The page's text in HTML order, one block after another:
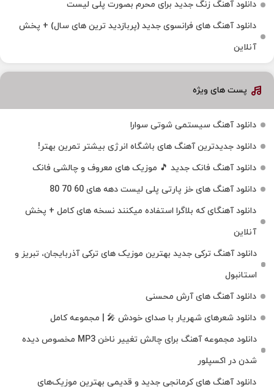
دانلود آهنگ زنگ جدید برای محرم بصورت پلی لیست
دانلود آهنگ های فرانسوی جدید (پربازدید ترین های سال) + پخش
آنلاین
پست های ویژه
دانلود آهنگ سیستمی شوتی سوارا
دانلود جدیدترین آهنگ‌ های باشگاه انرژی بیشتر تمرین بهتر!
دانلود آهنگ فانک جدید 🎵 موزیک‌ های معروف و چالشی فانک
دانلود آهنگ های خز پارتی پلی لیست دهه های 60 70 80
دانلود آهنگای که بلاگرا استفاده میکنند نسخه های کامل + پخش
آنلاین
دانلود آهنگ ترکی جدید بهترین موزیک‌ های ترکی آذربایجان، تبریز و
استانبول
دانلود آهنگ های آرش محسنی
دانلود شعرهای شهریار با صدای خودش 🎤 | مجموعه کامل
دانلود مجموعه آهنگ برای چالش تغییر ناخن MP3 مخصوص دیده
شدن در اکسپلور
دانلود آهنگ‌ های کرمانجی جدید و قدیمی بهترین موزیک‌های